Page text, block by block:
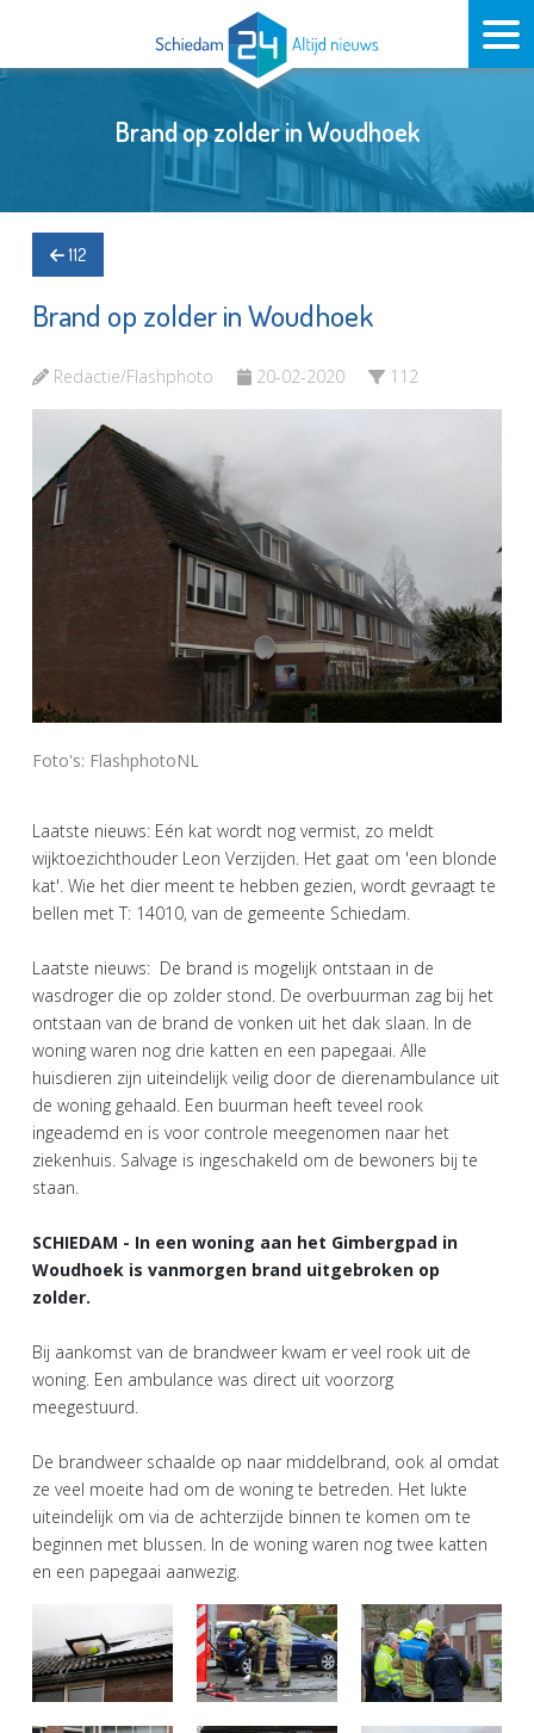
Brand op zolder in Woudhoek
112
Brand op zolder in Woudhoek
Redactie/Flashphoto 20-02-2020 112
Foto's: FlashphotoNL
Laatste nieuws: Eén kat wordt nog vermist, zo meldt
wijktoezichthouder Leon Verzijden. Het gaat om 'een blonde
kat'. Wie het dier meent te hebben gezien, wordt gevraagt te
bellen met T: 14010, van de gemeente Schiedam.
Laatste nieuws: De brand is mogelijk ontstaan in de
wasdroger die op zolder stond. De overbuurman zag bij het
ontstaan van de brand de vonken uit het dak slaan. In de
woning waren nog drie katten en een papegaai. Alle
huisdieren zijn uiteindelijk veilig door de dierenambulance uit
de woning gehaald. Een buurman heeft teveel rook
ingeademd en is voor controle meegenomen naar het
ziekenhuis. Salvage is ingeschakeld om de bewoners bij te
staan.
SCHIEDAM - In een woning aan het Gimbergpad in
Woudhoek is vanmorgen brand uitgebroken op
zolder.
Bij aankomst van de brandweer kwam er veel rook uit de
woning. Een ambulance was direct uit voorzorg
meegestuurd.
De brandweer schaalde op naar middelbrand, ook al omdat
ze veel moeite had om de woning te betreden. Het lukte
uiteindelijk om via de achterzijde binnen te komen om te
beginnen met blussen. In de woning waren nog twee katten
en een papegaai aanwezig.